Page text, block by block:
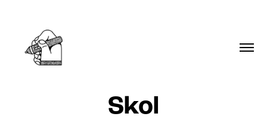
Skol